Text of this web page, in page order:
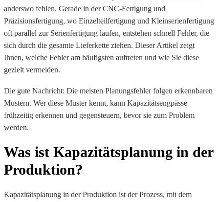
anderswo fehlen. Gerade in der CNC-Fertigung und
Präzisionsfertigung, wo Einzelteilfertigung und Kleinserienfertigung
oft parallel zur Serienfertigung laufen, entstehen schnell Fehler, die
sich durch die gesamte Lieferkette ziehen. Dieser Artikel zeigt
Ihnen, welche Fehler am häufigsten auftreten und wie Sie diese
gezielt vermeiden.
Die gute Nachricht: Die meisten Planungsfehler folgen erkennbaren
Mustern. Wer diese Muster kennt, kann Kapazitätsengpässe
frühzeitig erkennen und gegensteuern, bevor sie zum Problem
werden.
Was ist Kapazitätsplanung in der
Produktion?
Kapazitätsplanung in der Produktion ist der Prozess, mit dem